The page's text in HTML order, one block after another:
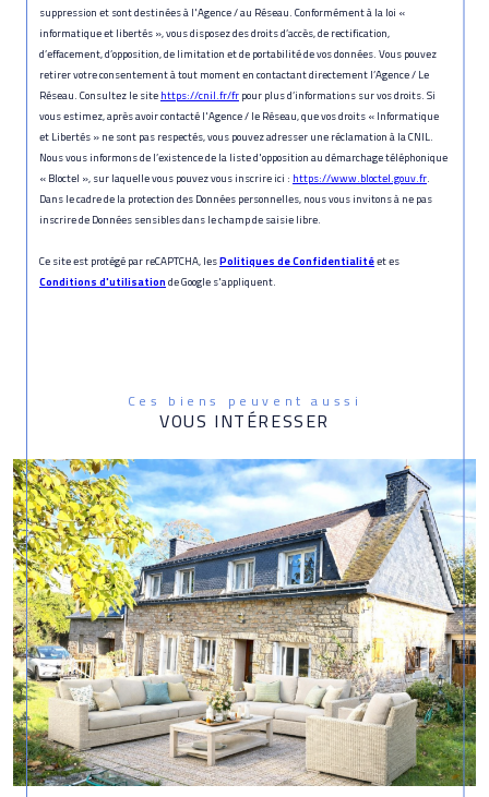
suppression et sont destinées à l'Agence / au Réseau. Conformément à la loi «
informatique et libertés », vous disposez des droits d’accès, de rectification,
d’effacement, d’opposition, de limitation et de portabilité de vos données. Vous pouvez
retirer votre consentement à tout moment en contactant directement l’Agence / Le
Réseau. Consultez le sitehttps://cnil.fr/frpour plus d’informations sur vos droits. Si
vous estimez, après avoir contacté l'Agence / le Réseau, que vos droits « Informatique
et Libertés » ne sont pas respectés, vous pouvez adresser une réclamation à la CNIL.
Nous vous informons de l’existence de la liste d'opposition au démarchage téléphonique
« Bloctel », sur laquelle vous pouvez vous inscrire ici :https://www.bloctel.gouv.fr.
Dans le cadre de la protection des Données personnelles, nous vous invitons à ne pas
inscrire de Données sensibles dans le champ de saisie libre.
Ce site est protégé par reCAPTCHA, lesPolitiques de Confidentialitéet es
Conditions d'utilisationde Google s'appliquent.
Ces biens peuvent aussi
VOUS INTÉRESSER